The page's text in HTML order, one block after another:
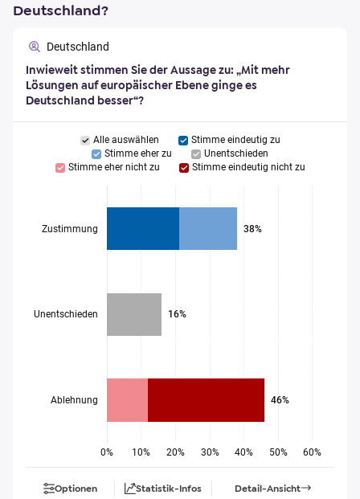
Deutschland?
Deutschland
Inwieweit stimmen Sie der Aussage zu: „Mit mehr
Lösungen auf europäischer Ebene ginge es
Deutschland besser“?
Alle auswählen
Stimme eindeutig zu
Stimme eher zu
Unentschieden
Stimme eher nicht zu
Stimme eindeutig nicht zu
0% 10% 20% 30% 40% 50% 60%
38%
16%
46%
Zustimmung
Unentschieden
Ablehnung
Optionen Statistik-Infos Detail-Ansicht